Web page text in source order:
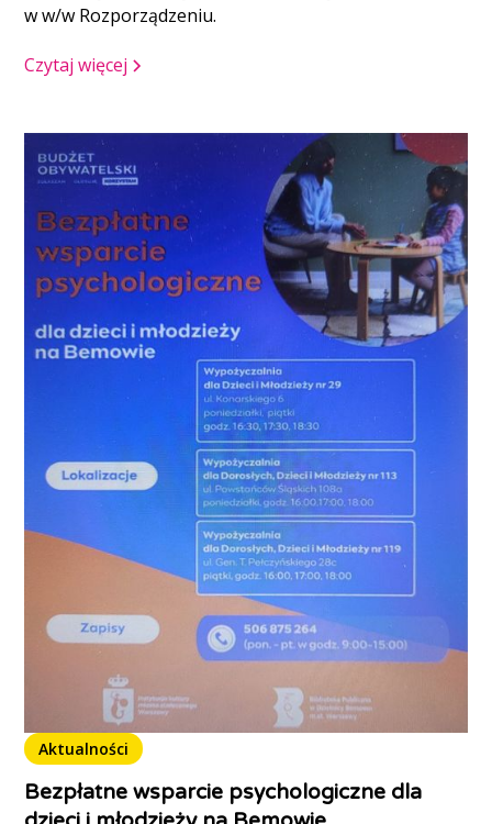
w w/w Rozporządzeniu.
Czytaj więcej
Aktualności
Bezpłatne wsparcie psychologiczne dla